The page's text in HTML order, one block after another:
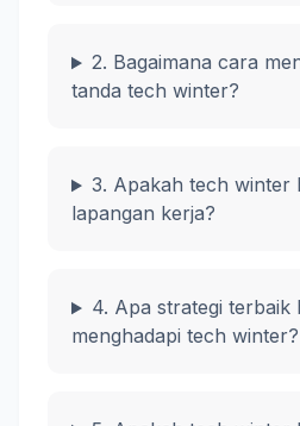
2. Bagaimana cara
tanda tech winter?
3. Apakah tech winter
lapangan kerja?
4. Apa strategi terbaik
menghadapi tech winter?